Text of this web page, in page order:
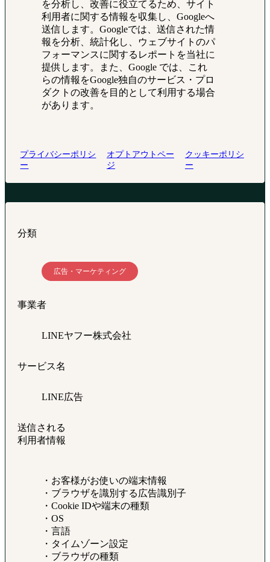
を分析し、改善に役立てるため、サイト
利用者に関する情報を収集し、Googleへ
送信します。Googleでは、送信された情
報を分析、統計化し、ウェブサイトのパ
フォーマンスに関するレポートを当社に
提供します。また、Google では、これ
らの情報をGoogle独自のサービス・プロ
ダクトの改善を目的として利用する場合
があります。
プライバシーポリシ
ー
オプトアウトペー
ジ
クッキーポリシ
ー
分類
広告・マーケティング
事業者
LINEヤフー株式会社
サービス名
LINE広告
送信される
利用者情報
・お客様がお使いの端末情報
・ブラウザを識別する広告識別子
・Cookie IDや端末の種類
・OS
・言語
・タイムゾーン設定
・ブラウザの種類